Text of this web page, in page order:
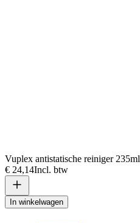
Vuplex antistatische reiniger 235ml
€ 24,14Incl. btw
In winkelwagen